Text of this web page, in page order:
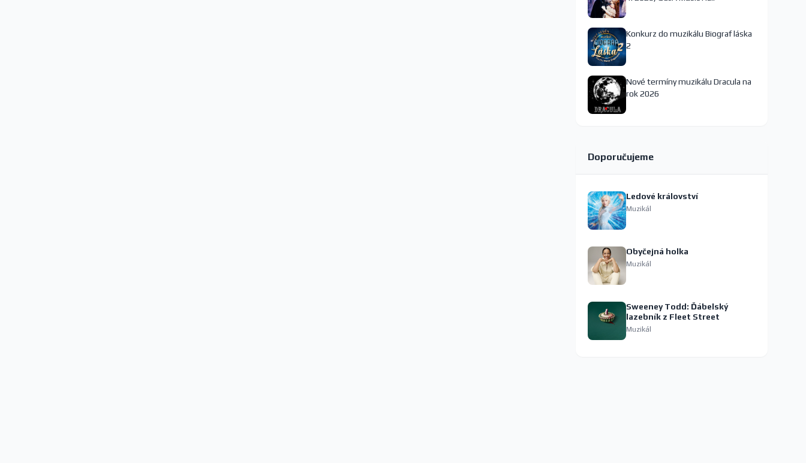
Konkurz do muzikálu Biograf láska
2
Nové termíny muzikálu Dracula na
rok 2026
Doporučujeme
Ledové království
Muzikál
Obyčejná holka
Muzikál
Sweeney Todd: Ďábelský
lazebník z Fleet Street
Muzikál